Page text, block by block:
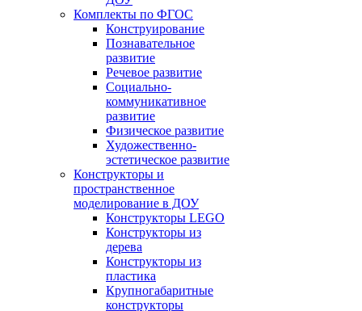
Комплекты по ФГОС
Конструирование
Познавательное
развитие
Речевое развитие
Социально-
коммуникативное
развитие
Физическое развитие
Художественно-
эстетическое развитие
Конструкторы и
пространственное
моделирование в ДОУ
Конструкторы LEGO
Конструкторы из
дерева
Конструкторы из
пластика
Крупногабаритные
конструкторы